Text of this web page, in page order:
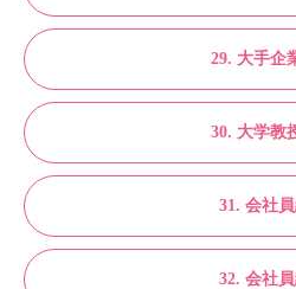
29. 大手企
30. 大学教
31. 会社
32. 会社